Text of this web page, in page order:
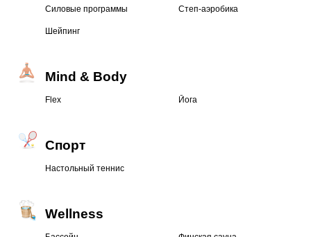
Силовые программы Степ-аэробика
Шейпинг
Mind & Body
Flex Йога
Спорт
Настольный теннис
Wellness